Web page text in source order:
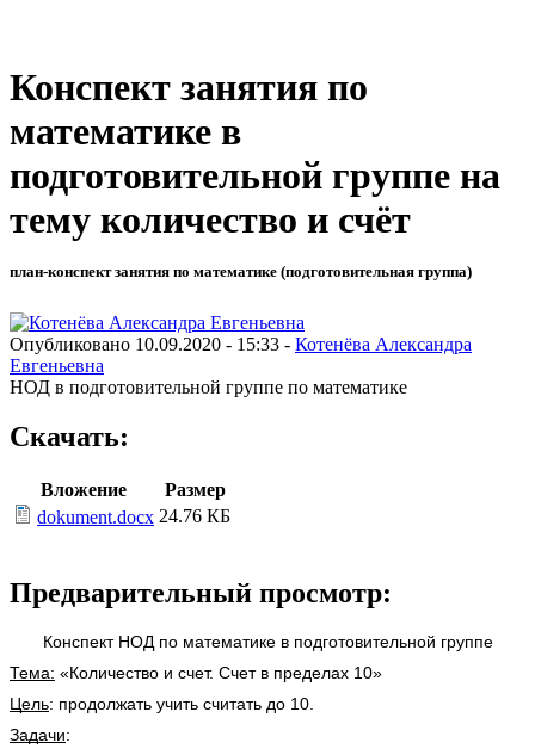
Конспект занятия по
математике в
подготовительной группе на
тему количество и счёт
план-конспект занятия по математике (подготовительная группа)
Опубликовано 10.09.2020 - 15:33 - Котенёва Александра
Евгеньевна
НОД в подготовительной группе по математике
Скачать:
Вложение
Размер
dokument.docx 24.76 КБ
Предварительный просмотр:
Конспект НОД по математике в подготовительной группе
Тема: «Количество и счет. Счет в пределах 10»
Цель: продолжать учить считать до 10.
Задачи: